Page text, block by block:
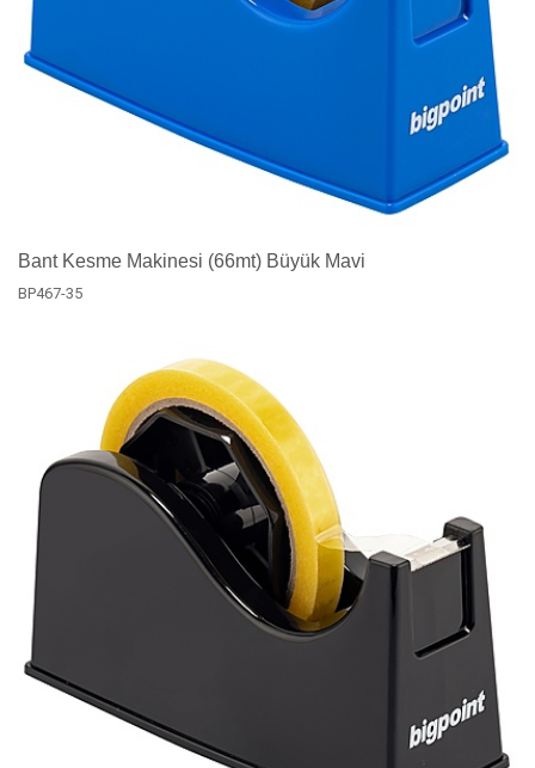
Bant Kesme Makinesi (66mt) Büyük Mavi
BP467-35